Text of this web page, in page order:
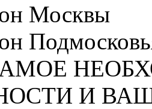
Москвы
И